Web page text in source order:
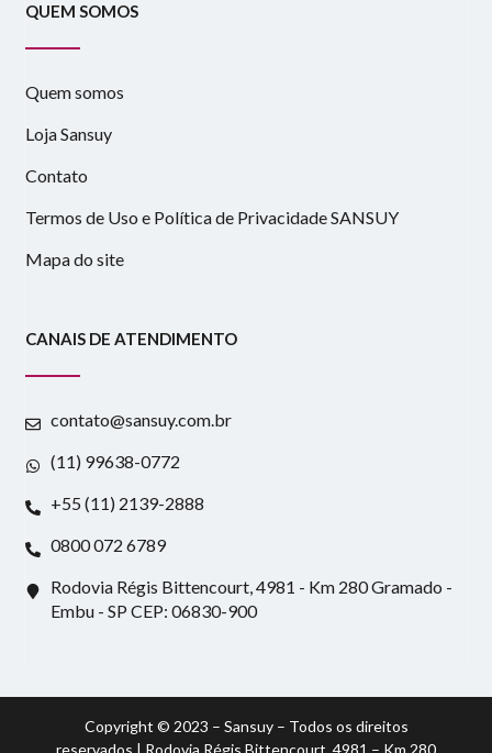
QUEM SOMOS
Quem somos
Loja Sansuy
Contato
Termos de Uso e Política de Privacidade SANSUY
Mapa do site
CANAIS DE ATENDIMENTO
contato@sansuy.com.br
(11) 99638-0772
+55 (11) 2139-2888
0800 072 6789
Rodovia Régis Bittencourt, 4981 - Km 280 Gramado -
Embu - SP CEP: 06830-900
Copyright © 2023 – Sansuy – Todos os direitos